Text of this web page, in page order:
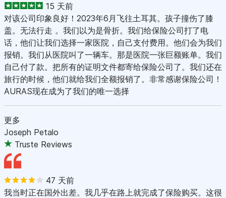
15 天前
对该公司印象良好！2023年6月飞往土耳其。孩子撞伤了膝
盖。无法行走 。我们以为是骨折。我们给保险公司打了电
话，他们让我们选择一家医院，自己支付费用。他们会为我们
报销。我们从医院叫了一辆车。那是医院一张巨额账单。我们
自己付了款。把所有的证明文件都寄给保险公司了。我们还在
旅行的时候，他们就给我们全额报销了。非常感谢保险公司！
AURAS现在成为了我们的唯一选择
更多
Joseph Petalo
Truste Reviews
47 天前
我当时正在国外出差。我几乎在路上就完成了保险购买。这很